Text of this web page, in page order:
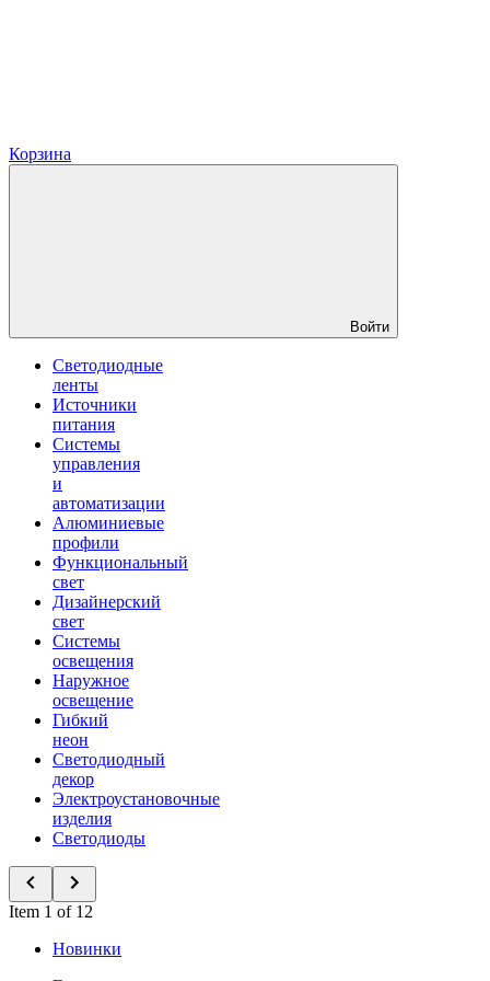
Корзина
Войти
Светодиодные
ленты
Источники
питания
Системы
управления
и
автоматизации
Алюминиевые
профили
Функциональный
свет
Дизайнерский
свет
Системы
освещения
Наружное
освещение
Гибкий
неон
Светодиодный
декор
Электроустановочные
изделия
Светодиоды
Item 1 of 12
Новинки